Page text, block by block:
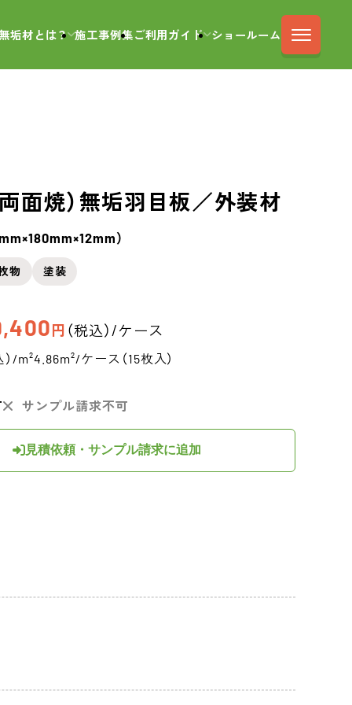
無垢材とは？ 施工事例集 ご利用ガイド ショールーム
面焼） 無垢羽目板／外装材
）
物 塗装
円 （税込）/ケース
/m²4.86m²/ケース（15枚入）
サンプル請求不可
見積依頼・サンプル請求に追加